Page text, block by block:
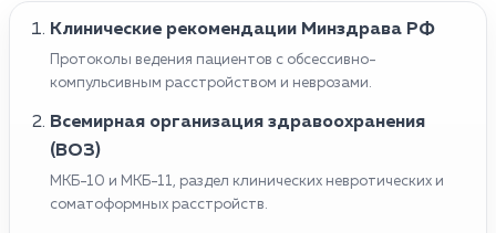
Клинические рекомендации Минздрава РФ
Протоколы ведения пациентов с обсессивно-
компульсивным расстройством и неврозами.
Всемирная организация здравоохранения
(ВОЗ)
МКБ-10 и МКБ-11, раздел клинических невротических и
соматоформных расстройств.